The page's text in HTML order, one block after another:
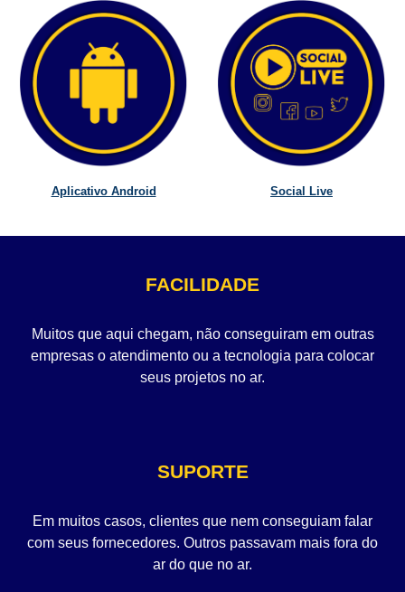
Aplicativo Android Social Live
FACILIDADE
Muitos que aqui chegam, não conseguiram em outras
empresas o atendimento ou a tecnologia para colocar
seus projetos no ar.
SUPORTE
Em muitos casos, clientes que nem conseguiam falar
com seus fornecedores. Outros passavam mais fora do
ar do que no ar.